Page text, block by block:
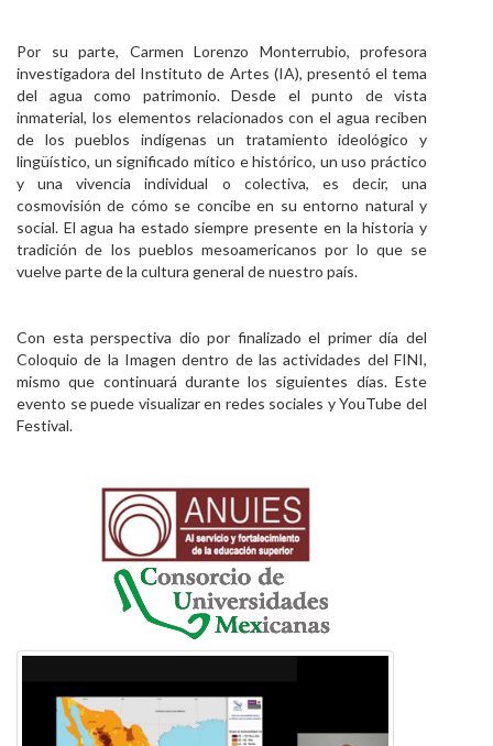
Por su parte, Carmen Lorenzo Monterrubio, profesora
investigadora del Instituto de Artes (IA), presentó el tema
del agua como patrimonio. Desde el punto de vista
inmaterial, los elementos relacionados con el agua reciben
de los pueblos indígenas un tratamiento ideológico y
lingüístico, un significado mítico e histórico, un uso práctico
y una vivencia individual o colectiva, es decir, una
cosmovisión de cómo se concibe en su entorno natural y
social. El agua ha estado siempre presente en la historia y
tradición de los pueblos mesoamericanos por lo que se
vuelve parte de la cultura general de nuestro país.
Con esta perspectiva dio por finalizado el primer día del
Coloquio de la Imagen dentro de las actividades del FINI,
mismo que continuará durante los siguientes días. Este
evento se puede visualizar en redes sociales y YouTube del
Festival.